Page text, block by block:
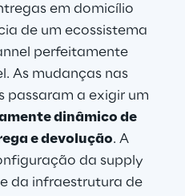
em domicílio
de um ecossistema
perfeitamente
As mudanças nas
passaram a exigir um
dinâmico de
e devolução. A
da supply
da infraestrutura de